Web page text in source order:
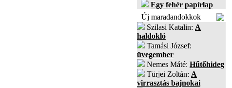
Egy fehér papírlap
Új maradandokkok
Szilasi Katalin: A
haldokló
Tamási József:
üvegember
Nemes Máté: Hűtőhideg
Türjei Zoltán: A
virrasztás bajnokai